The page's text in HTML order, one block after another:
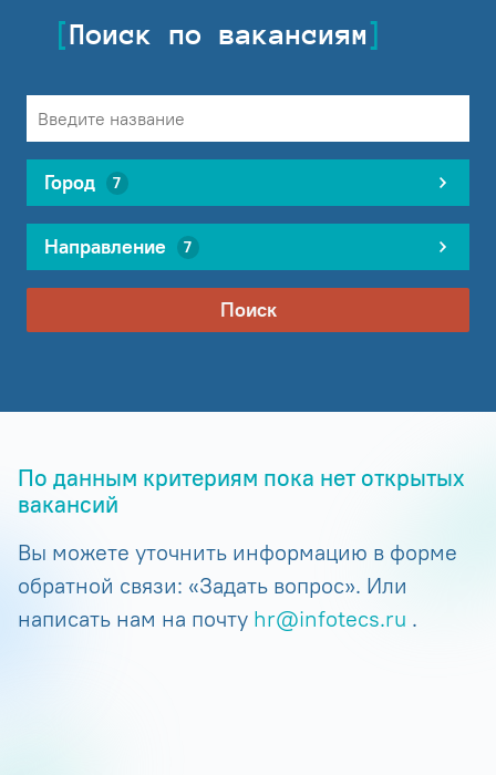
Поиск по вакансиям
Город 7
Направление 7
Поиск
По данным критериям пока нет открытых
вакансий
Вы можете уточнить информацию в форме
обратной связи: «Задать вопрос». Или
написать нам на почту hr@infotecs.ru .